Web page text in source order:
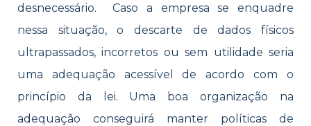
desnecessário. Caso a empresa se enquadre
nessa situação, o descarte de dados físicos
ultrapassados, incorretos ou sem utilidade seria
uma adequação acessível de acordo com o
princípio da lei. Uma boa organização na
adequação conseguirá manter políticas de